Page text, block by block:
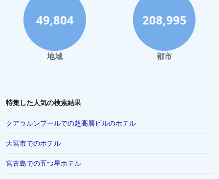
49,804
地域
208,995
都市
特集した人気の検索結果
クアラルンプールでの超高層ビルのホテル
大宮市でのホテル
宮古島での五つ星ホテル